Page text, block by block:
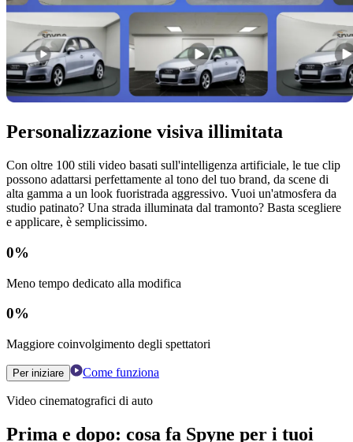
Personalizzazione visiva illimitata
Con oltre 100 stili video basati sull'intelligenza artificiale, le tue clip
possono adattarsi perfettamente al tono del tuo brand, da scene di
alta gamma a un look fuoristrada aggressivo. Vuoi un'atmosfera da
studio patinato? Una strada illuminata dal tramonto? Basta scegliere
e applicare, è semplicissimo.
0%
Meno tempo dedicato alla modifica
0%
Maggiore coinvolgimento degli spettatori
Per iniziare Come funziona
Video cinematografici di auto
Prima e dopo: cosa fa Spyne per i tuoi